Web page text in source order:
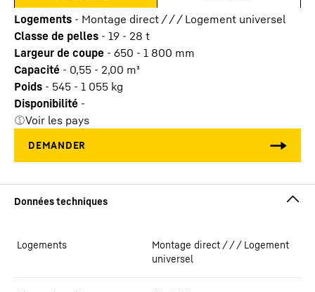
Logements - Montage direct / / / Logement universel
Classe de pelles - 19 - 28 t
Largeur de coupe - 650 - 1 800 mm
Capacité - 0,55 - 2,00 m³
Poids - 545 - 1 055 kg
Disponibilité -
Voir les pays
Logements
Montage direct / / / Logement
universel